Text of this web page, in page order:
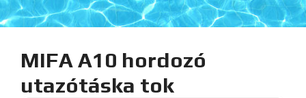
MIFA A10 hordozó
utazótáska tok